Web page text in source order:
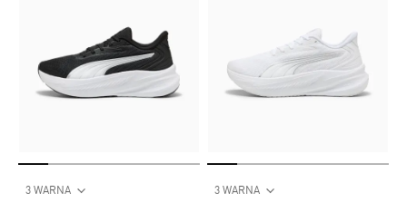
3 WARNA 3 WARNA